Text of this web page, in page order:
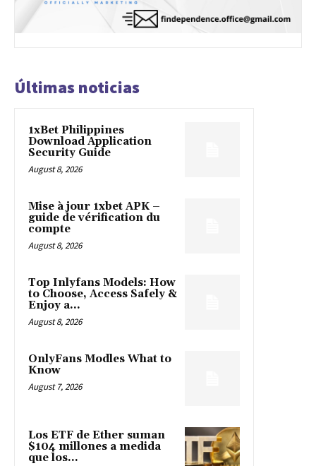
Últimas noticias
1xBet Philippines
Download Application
Security Guide
August 8, 2026
Mise à jour 1xbet APK –
guide de vérification du
compte
August 8, 2026
Top Inlyfans Models: How
to Choose, Access Safely &
Enjoy a...
August 8, 2026
OnlyFans Modles What to
Know
August 7, 2026
Los ETF de Ether suman
$104 millones a medida
que los...